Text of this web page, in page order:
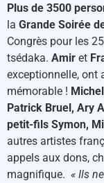
Plus de 3500
la Grande Soirée
Congrès pour les
tsédaka. Amir et
exceptionnelle, ont
mémorable !
Patrick Bruel, Ary
petit-fils Symon,
autres artistes
appels aux dons,
magnifique. « Ils